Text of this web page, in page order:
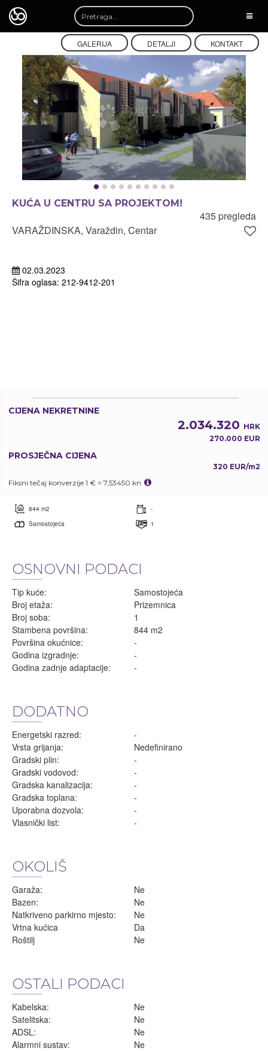
GALERIJA DETALJI KONTAKT
KUĆA U CENTRU SA PROJEKTOM!
435 pregleda
VARAŽDINSKA, Varaždin, Centar
02.03.2023
Šifra oglasa: 212-9412-201
CIJENA NEKRETNINE
2.034.320 HRK
270.000 EUR
PROSJEČNA CIJENA
320 EUR/m2
Fiksni tečaj konverzije 1 € = 7,53450 kn
844 m2
-
Samostojeća
1
OSNOVNI PODACI
Tip kuće:
Samostojeća
Broj etaža:
Prizemnica
Broj soba:
1
Stambena površina:
844 m2
Površina okućnice:
-
Godina izgradnje:
-
Godina zadnje adaptacije:
-
DODATNO
Energetski razred:
-
Vrsta grijanja:
Nedefinirano
Gradski plin:
-
Gradski vodovod:
-
Gradska kanalizacija:
-
Gradska toplana:
-
Uporabna dozvola:
-
Vlasnički list:
-
OKOLIŠ
Garaža:
Ne
Bazen:
Ne
Natkriveno parkirno mjesto:
Ne
Vrtna kućica
Da
Roštilj
Ne
OSTALI PODACI
Kabelska:
Ne
Satelitska:
Ne
ADSL:
Ne
Alarmni sustav:
Ne